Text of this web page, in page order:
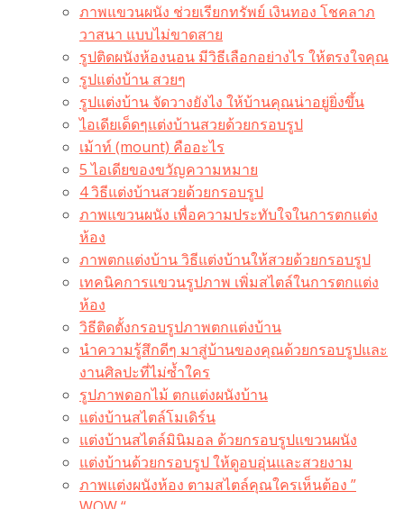
ภาพแขวนผนัง ช่วยเรียกทรัพย์ เงินทอง โชคลาภ
วาสนา แบบไม่ขาดสาย
รูปติดผนังห้องนอน มีวิธีเลือกอย่างไร ให้ตรงใจคุณ
รูปแต่งบ้าน สวยๆ
รูปแต่งบ้าน จัดวางยังไง ให้บ้านคุณน่าอยู่ยิ่งขึ้น
ไอเดียเด็ดๆแต่งบ้านสวยด้วยกรอบรูป
เม้าท์ (mount) คืออะไร​
5 ไอเดียของขวัญความหมาย
4 วิธีแต่งบ้านสวยด้วยกรอบรูป
ภาพแขวนผนัง เพื่อความประทับใจในการตกแต่ง
ห้อง
ภาพตกแต่งบ้าน วิธีแต่งบ้านให้สวยด้วยกรอบรูป
เทคนิคการแขวนรูปภาพ เพิ่มสไตล์ในการตกแต่ง
ห้อง
วิธีติดตั้งกรอบรูปภาพตกแต่งบ้าน
นำความรู้สึกดีๆ มาสู่บ้านของคุณด้วยกรอบรูปและ
งานศิลปะที่ไม่ซ้ำใคร
รูปภาพดอกไม้ ตกแต่งผนังบ้าน
แต่งบ้านสไตล์โมเดิร์น
แต่งบ้านสไตล์มินิมอล ด้วยกรอบรูปแขวนผนัง
แต่งบ้านด้วยกรอบรูป ให้ดูอบอุ่นและสวยงาม
ภาพแต่งผนังห้อง ตามสไตล์คุณใครเห็นต้อง ”